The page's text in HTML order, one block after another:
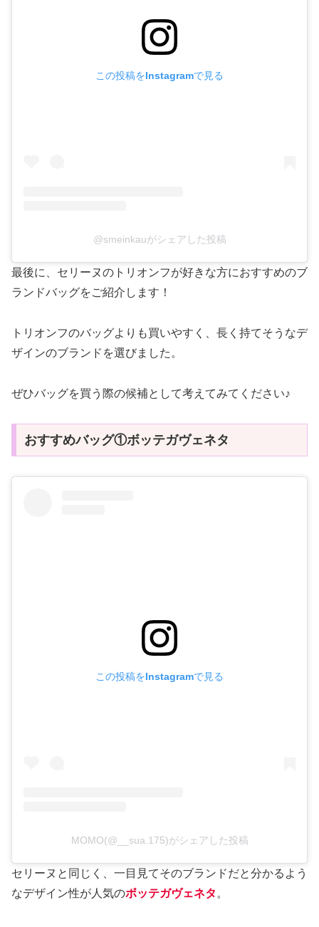
この投稿をInstagramで見る
@smeinkauがシェアした投稿
最後に、セリーヌのトリオンフが好きな方におすすめのブ
ランドバッグをご紹介します！
トリオンフのバッグよりも買いやすく、長く持てそうなデ
ザインのブランドを選びました。
ぜひバッグを買う際の候補として考えてみてください♪
おすすめバッグ①ボッテガヴェネタ
この投稿をInstagramで見る
MOMO(@__sua.175)がシェアした投稿
セリーヌと同じく、一目見てそのブランドだと分かるよう
なデザイン性が人気のボッテガヴェネタ 。